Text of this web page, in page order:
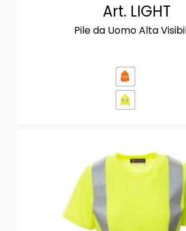
Art. LIGHT
Pile da Uomo Alta